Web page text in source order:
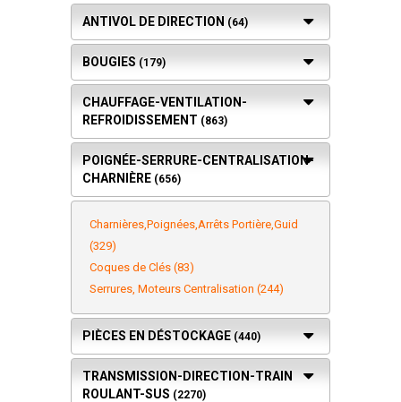
ANTIVOL DE DIRECTION (64)
BOUGIES (179)
CHAUFFAGE-VENTILATION-
REFROIDISSEMENT (863)
POIGNÉE-SERRURE-CENTRALISATION-
CHARNIÈRE (656)
Charnières,Poignées,Arrêts Portière,Guid
(329)
Coques de Clés (83)
Serrures, Moteurs Centralisation (244)
PIÈCES EN DÉSTOCKAGE (440)
TRANSMISSION-DIRECTION-TRAIN
ROULANT-SUS (2270)